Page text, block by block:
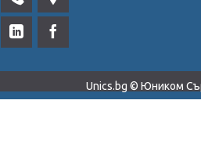
Unics.bg © Юником